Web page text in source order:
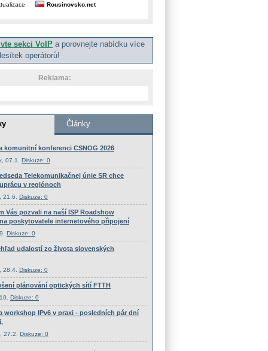
Rousinovsko.net
sekci VoIP a porovnejte nabídku více
operátorů!
Reklama: